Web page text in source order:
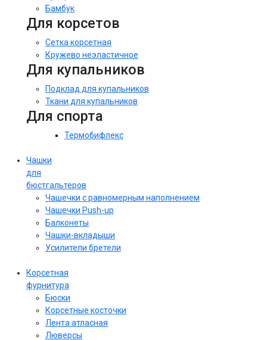
Бамбук
Для корсетов
Сетка корсетная
Кружево неэластичное
Для купальников
Подклад для купальников
Ткани для купальников
Для спорта
Термобифлекс
Чашки
для
бюстгальтеров
Чашечки с равномерным наполнением
Чашечки Push-up
Балконеты
Чашки-вкладыши
Усилители бретели
Корсетная
фурнитура
Бюски
Корсетные косточки
Лента атласная
Люверсы